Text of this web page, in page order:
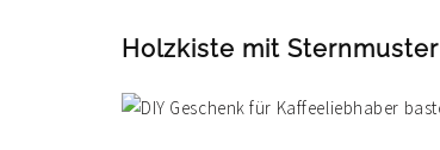
Holzkiste mit Sternmuster